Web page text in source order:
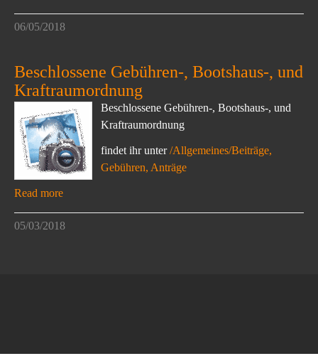
06/05/2018
Beschlossene Gebühren-, Bootshaus-, und
Kraftraumordnung
Beschlossene Gebühren-, Bootshaus-, und
Kraftraumordnung
findet ihr unter/Allgemeines/Beiträge,
Gebühren, Anträge
Read more
05/03/2018